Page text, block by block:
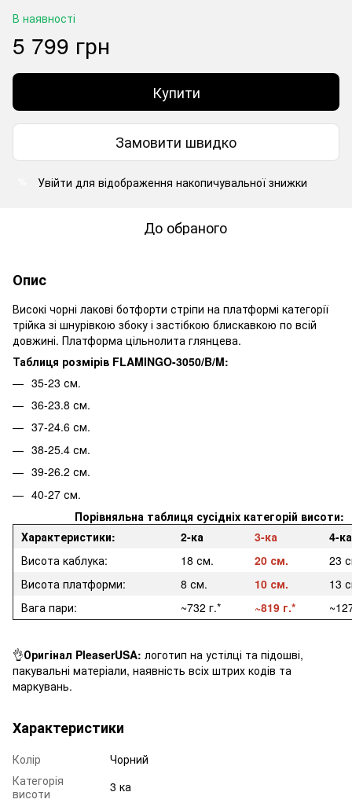
В наявності
5 799 грн
Купити
Замовити швидко
Увійти для відображення накопичувальної знижки
До обраного
Опис
Високі чорні лакові ботфорти стріпи на платформі категорії
трійка зі шнурівкою збоку і застібкою блискавкою по всій
довжині. Платформа цільнолита глянцева.
Таблиця розмірів FLAMINGO-3050/B/M:
35-23 см.
36-23.8 см.
37-24.6 см.
38-25.4 см.
39-26.2 см.
40-27 см.
Порівняльна таблиця сусідніх категорій висоти:
Характеристики:
2-ка 3-ка
4-ка
Висота каблука:
18 см. 20 см.
23
Висота платформи:
8 см. 10 см.
13
Вага пари:
~732 г.* ~819 г.*
👌Оригінал PleaserUSA: логотип на устілці та підошві,
пакувальні матеріали, наявність всіх штрих кодів та
маркувань.
Характеристики
Колір
Чорний
Категорія
висоти
3 ка